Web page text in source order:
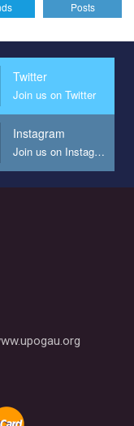
"Гей-альянс
нам реализовать
на почве
наш канал YouTube
Posts
Twitter
Join us on Twitter
Instagram
Join us on Instagram